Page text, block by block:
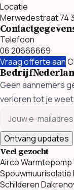
Locatie
Merwedestraat 74
Telefoon
06 20666669
Vraag offerte aan
Geen aannemers
verloren tot je
Ontvang updates
Veel gezocht
AircoWarmtepomp
Spouwmuurisolatie
Schilderen